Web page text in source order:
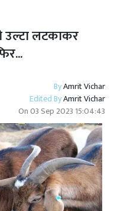
लटकाकर
ByAmrit Vichar
Edited ByAmrit Vichar
On03 Sep 2023 15:04:43